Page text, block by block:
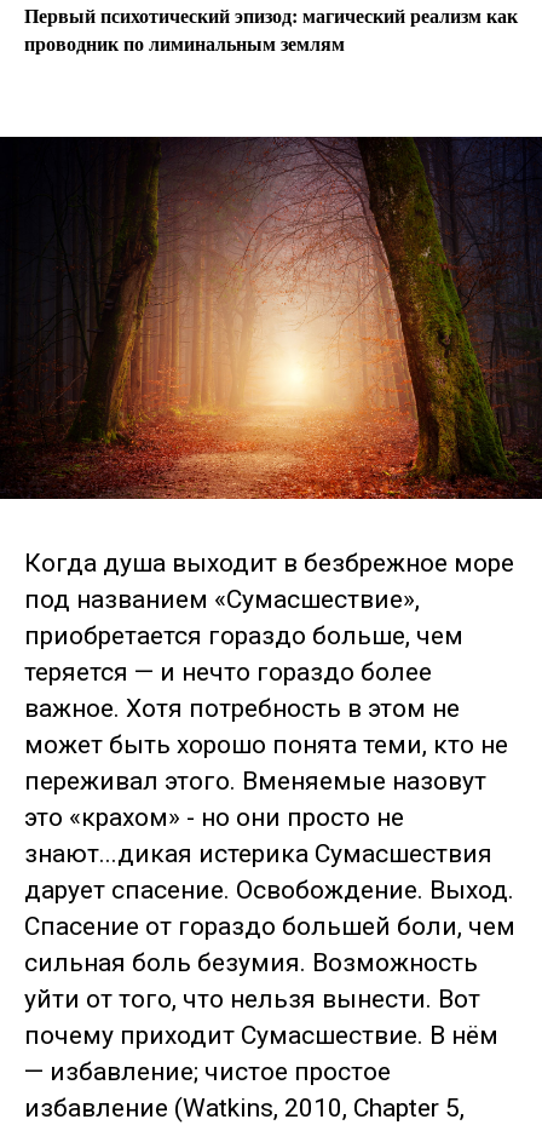
Первый психотический эпизод: магический реализм как
проводник по лиминальным землям
Когда душа выходит в безбрежное море
под названием «Сумасшествие»,
приобретается гораздо больше, чем
теряется — и нечто гораздо более
важное. Хотя потребность в этом не
может быть хорошо понята теми, кто не
переживал этого. Вменяемые назовут
это «крахом» - но они просто не
знают...дикая истерика Сумасшествия
дарует спасение. Освобождение. Выход.
Спасение от гораздо большей боли, чем
сильная боль безумия. Возможность
уйти от того, что нельзя вынести. Вот
почему приходит Сумасшествие. В нём
— избавление; чистое простое
избавление (Watkins, 2010, Chapter 5,